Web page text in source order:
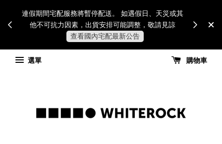
連假期間宅配服務將暫停配送。 如遇假日、天災或其
他不可抗力因素，出貨安排可能調整，敬請見諒
查看國內宅配最新公告
for all
國
選單
購物車